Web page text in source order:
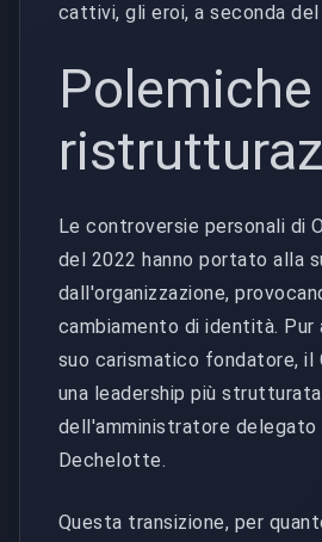
cattivi, gli eroi, a seconda del
Polemiche
Le controversie personali di
del 2022 hanno portato alla
dall'organizzazione,
cambiamento di identità. Pur
suo carismatico fondatore, il
una leadership più
dell'amministratore delegato
Dechelotte.
Questa transizione, per